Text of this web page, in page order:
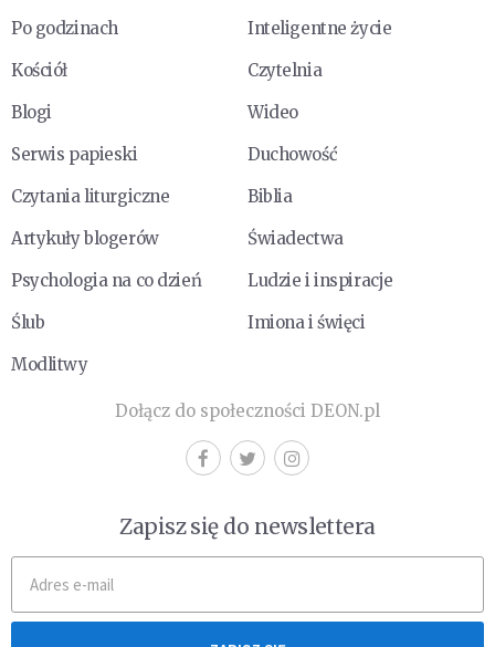
Po godzinach
Inteligentne życie
Kościół
Czytelnia
Blogi
Wideo
Serwis papieski
Duchowość
Czytania liturgiczne
Biblia
Artykuły blogerów
Świadectwa
Psychologia na co dzień
Ludzie i inspiracje
Ślub
Imiona i święci
Modlitwy
Dołącz do społeczności DEON.pl
Zapisz się do newslettera